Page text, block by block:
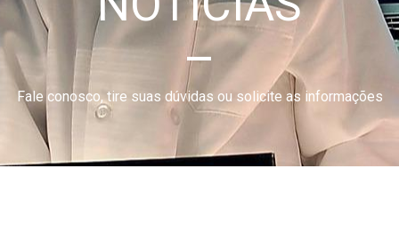
–
Fale conosco, tire suas dúvidas ou solicite as informações